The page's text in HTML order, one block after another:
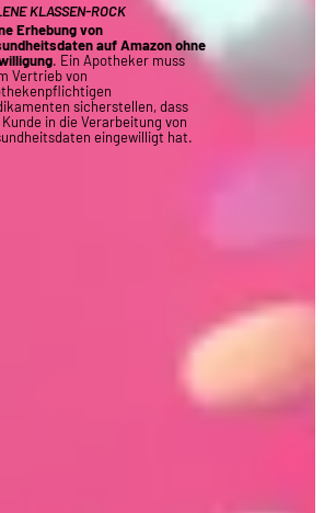
KLASSEN-ROCK
Erhebung von
auf Amazon ohne
. Ein Apotheker muss
Vertrieb von
sicherstellen, dass
in die Verarbeitung von
eingewilligt hat.